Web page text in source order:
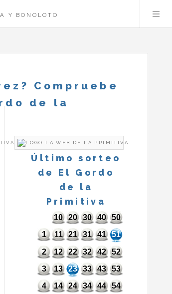
Y BONOLOTO
Compruebe
de la
Último sorteo
de El Gordo
de la
Primitiva
10 20 30 40 50
1 11 21 31 41 51
2 12 22 32 42 52
3 13 23 33 43 53
4 14 24 34 44 54